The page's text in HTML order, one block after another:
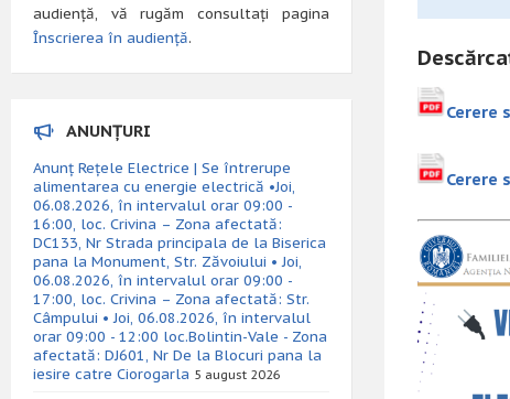
Cerere
Cerere
audiență, vă rugăm consultați pagina
Înscrierea în audiență.
ANUNȚURI
Anunț Rețele Electrice | Se întrerupe
alimentarea cu energie electrică •Joi,
06.08.2026, în intervalul orar 09:00 -
16:00, loc. Crivina – Zona afectată:
DC133, Nr Strada principala de la Biserica
pana la Monument, Str. Zăvoiului • Joi,
06.08.2026, în intervalul orar 09:00 -
17:00, loc. Crivina – Zona afectată: Str.
Câmpului • Joi, 06.08.2026, în intervalul
orar 09:00 - 12:00 loc.Bolintin-Vale - Zona
afectată: DJ601, Nr De la Blocuri pana la
iesire catre Ciorogarla 5 august 2026